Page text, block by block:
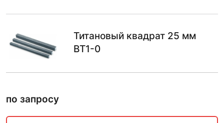
Титановый квадрат 25 мм
ВТ1-0
по запросу